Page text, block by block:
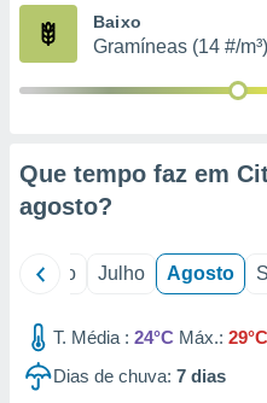
estudos
1199
Baixo
Gramíneas (14 #/m³)
Que tempo faz em
agosto?
Junho Julho Agosto
T. Média : 24°C Máx.: 29°C
Dias de chuva: 7 dias